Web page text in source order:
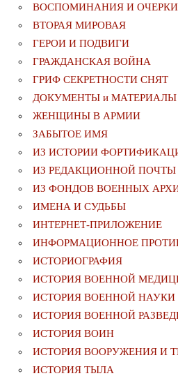
ВОСПОМИНАНИЯ И ОЧЕРКИ
ВТОРАЯ МИРОВАЯ
ГЕРОИ И ПОДВИГИ
ГРАЖДАНСКАЯ ВОЙНА
ГРИФ СЕКРЕТНОСТИ СНЯТ
ДОКУМЕНТЫ и МАТЕРИАЛЫ
ЖЕНЩИНЫ В АРМИИ
ЗАБЫТОЕ ИМЯ
ИЗ ИСТОРИИ
ИЗ РЕДАКЦИОННОЙ ПОЧТЫ
ИЗ ФОНДОВ ВОЕННЫХ
ИМЕНА И СУДЬБЫ
ИНТЕРНЕТ-ПРИЛОЖЕНИЕ
ИНФОРМАЦИОННОЕ
ИСТОРИОГРАФИЯ
ИСТОРИЯ ВОЕННОЙ
ИСТОРИЯ ВОЕННОЙ НАУКИ
ИСТОРИЯ ВОЕННОЙ
ИСТОРИЯ ВОИН
ИСТОРИЯ ВООРУЖЕНИЯ И
ИСТОРИЯ ТЫЛА